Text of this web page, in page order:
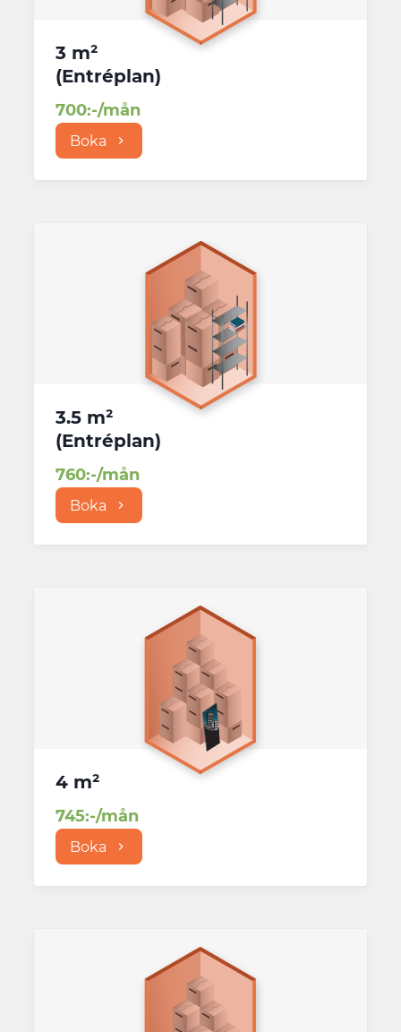
3 m²
(Entréplan)
700:-/mån
Boka
3.5 m²
(Entréplan)
760:-/mån
Boka
4 m²
745:-/mån
Boka